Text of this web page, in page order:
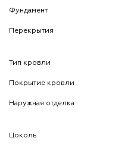
Фундамент
Перекрытия
Тип кровли
Покрытие кровли
Наружная отделка
Цоколь